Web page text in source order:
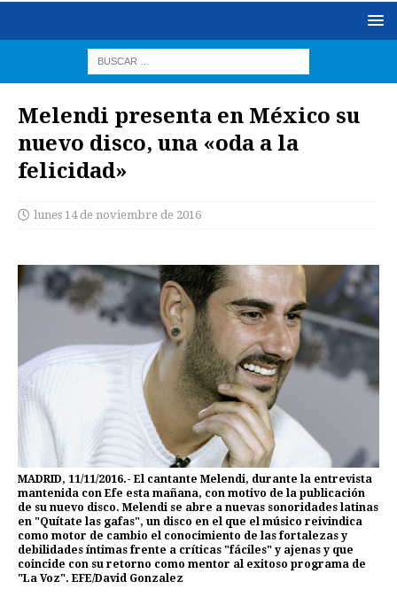
Melendi presenta en México su
nuevo disco, una «oda a la
felicidad»
lunes 14 de noviembre de 2016
MADRID, 11/11/2016.- El cantante Melendi, durante la entrevista
mantenida con Efe esta mañana, con motivo de la publicación
de su nuevo disco. Melendi se abre a nuevas sonoridades latinas
en "Quítate las gafas", un disco en el que el músico reivindica
como motor de cambio el conocimiento de las fortalezas y
debilidades íntimas frente a críticas "fáciles" y ajenas y que
coincide con su retorno como mentor al exitoso programa de
"La Voz". EFE/David Gonzalez